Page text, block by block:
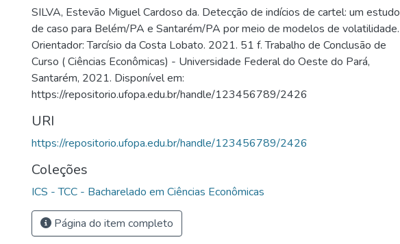
SILVA, Estevão Miguel Cardoso da. Detecção de indícios de cartel: um estudo
de caso para Belém/PA e Santarém/PA por meio de modelos de volatilidade.
Orientador: Tarcísio da Costa Lobato. 2021. 51 f. Trabalho de Conclusão de
Curso ( Ciências Econômicas) - Universidade Federal do Oeste do Pará,
Santarém, 2021. Disponível em:
https://repositorio.ufopa.edu.br/handle/123456789/2426
URI
https://repositorio.ufopa.edu.br/handle/123456789/2426
Coleções
ICS - TCC - Bacharelado em Ciências Econômicas
Página do item completo